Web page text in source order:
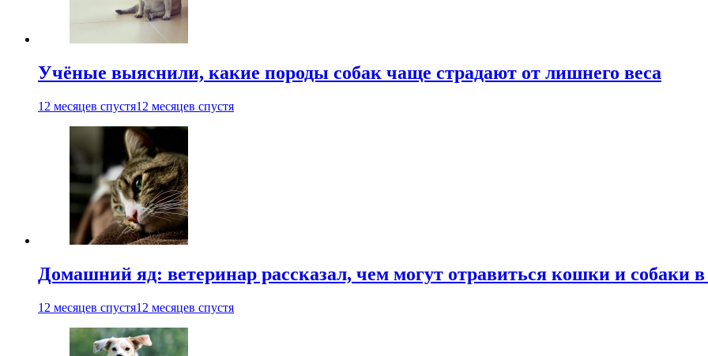
Учёные выяснили, какие породы собак чаще страдают от лишнего веса
12 месяцев спустя12 месяцев спустя
Домашний яд: ветеринар рассказал, чем могут отравиться кошки и собаки
12 месяцев спустя12 месяцев спустя